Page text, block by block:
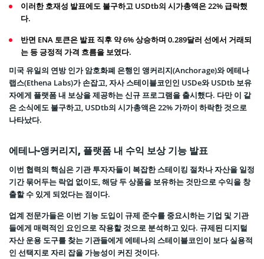
이러한 호재성 발표에도 불구하고 USDtb의 시가총액은 22% 급락했
다.
반면 ENA 토큰은 발표 직후 약 6% 상승하며 0.289달러 선에서 거래되
는 등 긍정적 가격 흐름을 보였다.
미국 유일의 연방 인가 암호화폐 은행인 앵커리지(Anchorage)와 에테나
랩스(Ethena Labs)가 손잡고, 자사 스테이블코인인 USDe와 USDtb 보유
자에게 플랫폼 내 보상을 제공하는 신규 프로그램을 출시했다. 다만 이 같
은 소식에도 불구하고, USDtb의 시가총액은 22% 가까이 하락한 것으로
나타났다.
에테나-앵커리지, 플랫폼 내 수익 보상 기능 발표
이번 협력의 핵심은 기관 투자자들이 복잡한 스테이킹 절차나 자산을 일정
기간 묶어두는 락업 없이도, 해당 두 상품을 보유하는 것만으로 수익을 창
출할 수 있게 되었다는 점이다.
업계 전문가들은 이번 기능 도입이 규제 준수를 중요시하는 기업 및 기관
들에게 매력적인 요인으로 작용할 것으로 분석하고 있다. 규제된 디지털
자산 운용 도구를 찾는 기관들에게 에테나의 스테이블코인이 보다 실용적
인 선택지로 자리 잡을 가능성이 커진 것이다.